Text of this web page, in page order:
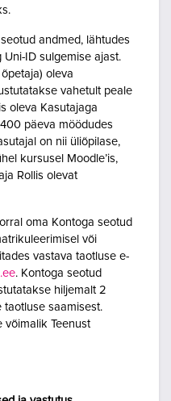
andmed, lähtudes
Uni-ID sulgemise ajast.
oleva
vahetult peale
oleva Kasutajaga
päeva möödudes
on nii üliõpilase,
kursusel Moodle’is,
Rollis olevat
oma Kontoga seotud
või
vastava taotluse e-
. Kontoga seotud
hiljemalt 2
taotluse saamisest.
võimalik Teenust